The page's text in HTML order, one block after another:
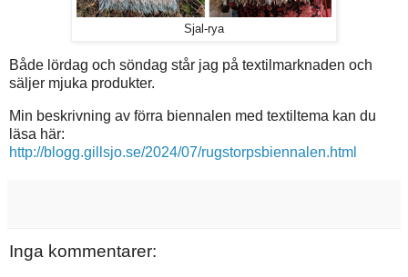
Sjal-rya
Både lördag och söndag står jag på textilmarknaden och
säljer mjuka produkter.
Min beskrivning av förra biennalen med textiltema kan du
läsa här:
http://blogg.gillsjo.se/2024/07/rugstorpsbiennalen.html
Inga kommentarer: